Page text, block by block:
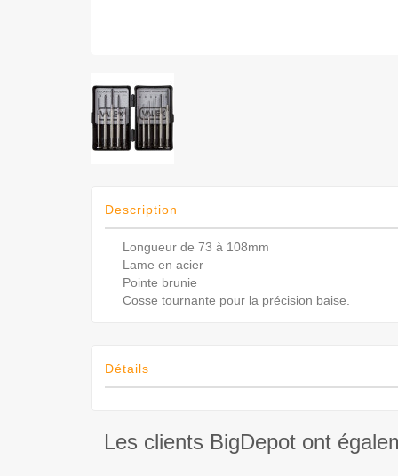
Description
Longueur de 73 à 108mm
Lame en acier
Pointe brunie
Cosse tournante pour la précision baise.
Détails
Les clients BigDepot ont